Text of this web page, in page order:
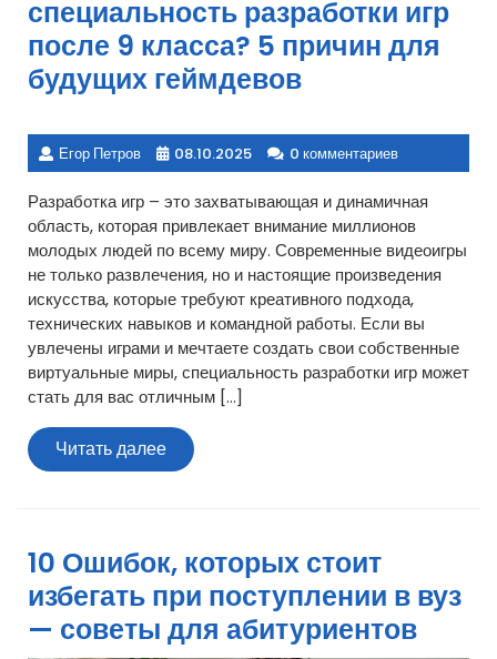
специальность разработки игр
после 9 класса? 5 причин для
будущих геймдевов
Егор Петров 08.10.2025 0 комментариев
Разработка игр – это захватывающая и динамичная
область, которая привлекает внимание миллионов
молодых людей по всему миру. Современные видеоигры
не только развлечения, но и настоящие произведения
искусства, которые требуют креативного подхода,
технических навыков и командной работы. Если вы
увлечены играми и мечтаете создать свои собственные
виртуальные миры, специальность разработки игр может
стать для вас отличным […]
Читать далееЧитать
далее
10 Ошибок, которых стоит
избегать при поступлении в вуз
— советы для абитуриентов